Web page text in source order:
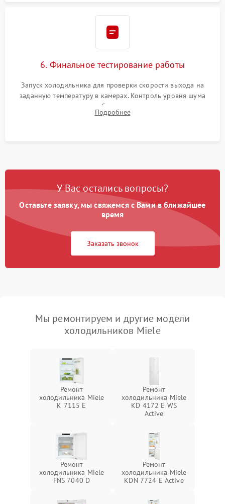
6. Финальное тестирование работы
Запуск холодильника для проверки скорости выхода на
заданную температуру в камерах. Контроль уровня шума
компрессора, отсутствия обмерзания стенок и корректного
срабатывания системы автоматической оттайки.
Подробнее
У Вас остались вопросы?
Оставьте заявку, мы свяжемся с Вами в ближайшее
время
Заказать звонок
Мы ремонтируем и другие модели
холодильников Miele
Ремонт
холодильника Miele
K 7115 E
Ремонт
холодильника Miele
KD 4172 E WS
Active
Ремонт
холодильника Miele
FNS 7040 D
Ремонт
холодильника Miele
KDN 7724 E Active